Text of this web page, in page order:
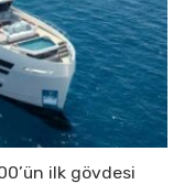
ilk gövdesi